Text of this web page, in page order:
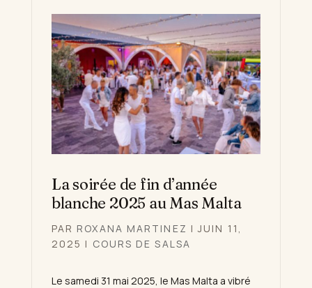
La soirée de fin d’année
blanche 2025 au Mas Malta
PAR ROXANA MARTINEZ |JUIN 11,
2025 | COURS DE SALSA
Le samedi 31 mai 2025, le Mas Malta a vibré